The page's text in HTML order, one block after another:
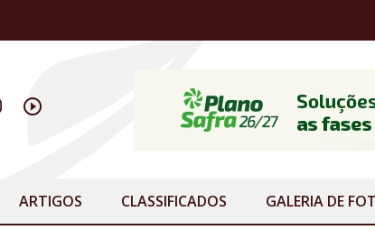
ARTIGOS CLASSIFICADOS GALERIA DE